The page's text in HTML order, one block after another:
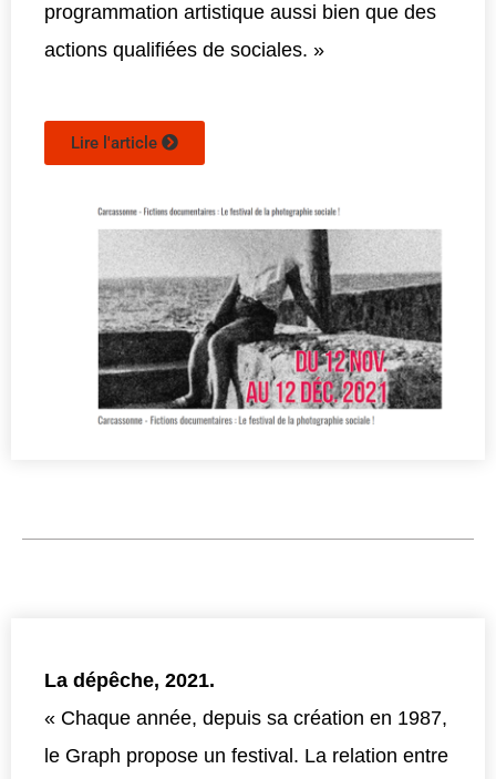
programmation artistique aussi bien que des
actions qualifiées de sociales. »
Lire l'article
La dépêche, 2021.
« Chaque année, depuis sa création en 1987,
le Graph propose un festival. La relation entre